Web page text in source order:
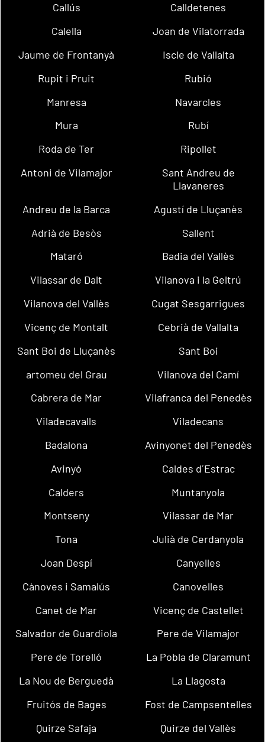
Callús
Calldetenes
Calella
Joan de Vilatorrada
Jaume de Frontanyà
Iscle de Vallalta
Rupit i Pruit
Rubió
Manresa
Navarcles
Mura
Rubí
Roda de Ter
Ripollet
Antoni de Vilamajor
Sant Andreu de
Llavaneres
Andreu de la Barca
Agustí de Lluçanès
Adrià de Besòs
Sallent
Mataró
Badia del Vallès
Vilassar de Dalt
Vilanova i la Geltrú
Vilanova del Vallès
Cugat Sesgarrigues
Vicenç de Montalt
Cebrià de Vallalta
Sant Boi de Lluçanès
Sant Boi
artomeu del Grau
Vilanova del Camí
Cabrera de Mar
Vilafranca del Penedès
Viladecavalls
Viladecans
Badalona
Avinyonet del Penedès
Avinyó
Caldes d´Estrac
Calders
Muntanyola
Montseny
Vilassar de Mar
Tona
Julià de Cerdanyola
Joan Despí
Canyelles
Cànoves i Samalús
Canovelles
Canet de Mar
Vicenç de Castellet
Salvador de Guardiola
Pere de Vilamajor
Pere de Torelló
La Pobla de Claramunt
La Nou de Berguedà
La Llagosta
Fruitós de Bages
Fost de Campsentelles
Quirze Safaja
Quirze del Vallès